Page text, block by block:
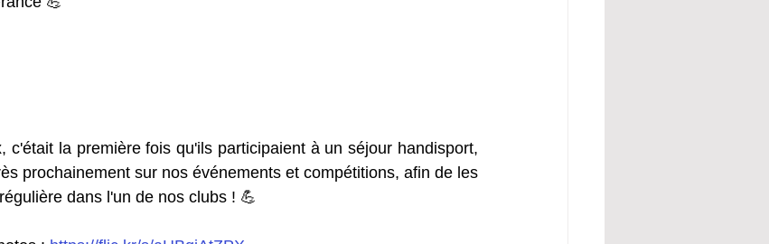
c'était la première fois qu'ils participaient à un séjour handisport,
prochainement sur nos événements et compétitions, afin de les
dans l'un de nos clubs ! 💪